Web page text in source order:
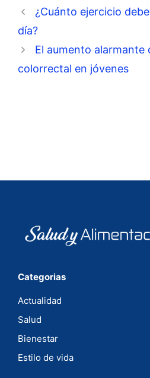
¿Cuánto ejercicio
día?
El aumento alarmante
colorrectal en jóvenes
Categorias
Actualidad
Salud
Bienestar
Estilo de vida